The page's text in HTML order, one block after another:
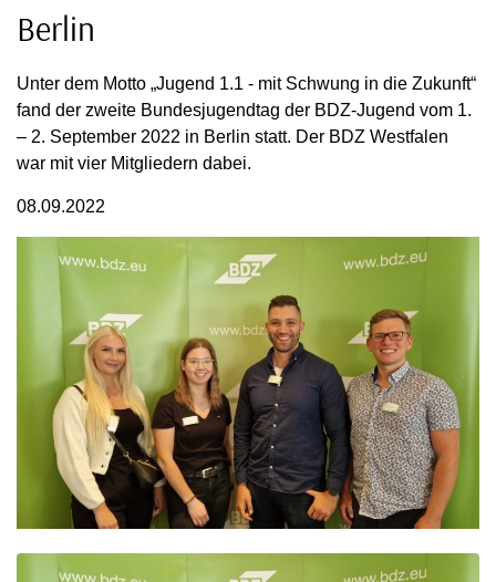
Berlin
Unter dem Motto „Jugend 1.1 - mit Schwung in die Zukunft“
fand der zweite Bundesjugendtag der BDZ-Jugend vom 1.
– 2. September 2022 in Berlin statt. Der BDZ Westfalen
war mit vier Mitgliedern dabei.
08.09.2022